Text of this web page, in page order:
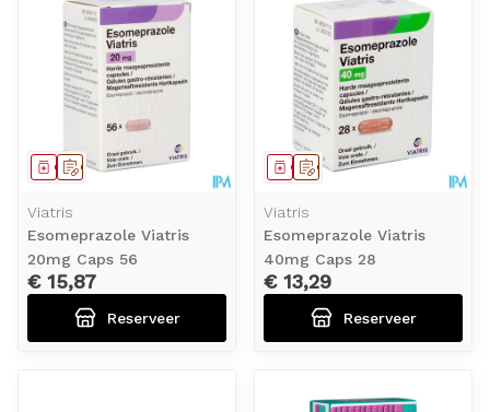
Op voorschrift
Geneesmiddel
Viatris
Esomeprazole Viatris
20mg Caps 56
€ 15,87
Reserveer
Op voorschrift
Geneesmiddel
Viatris
Esomeprazole Viatris
40mg Caps 28
€ 13,29
Reserveer